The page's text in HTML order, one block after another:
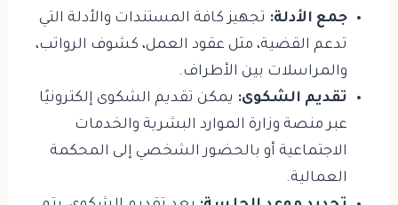
جمع الأدلة: تجهيز كافة المستندات والأدلة التي
تدعم القضية، مثل عقود العمل، كشوف الرواتب،
والمراسلات بين الأطراف.
تقديم الشكوى: يمكن تقديم الشكوى إلكترونيًا
عبر منصة وزارة الموارد البشرية والخدمات
الاجتماعية أو بالحضور الشخصي إلى المحكمة
العمالية.